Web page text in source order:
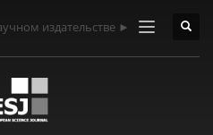
издательстве ►